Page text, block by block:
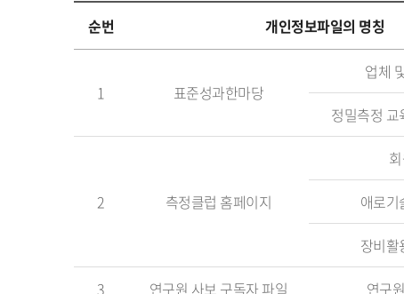
명
순번 개인정보파일의 명칭
1 표준성과한마당
업체
정밀측정 교
2 측정클럽 홈페이지 애로기
장비활
3 연구원 사보 구독자 파일 연구